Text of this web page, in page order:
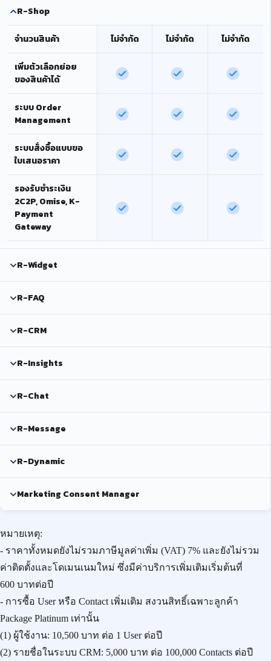
R-Shop
จำนวนสินค้า ไม่จำกัด ไม่จำกัด ไม่จำกัด
เพิ่มตัวเลือกย่อย
ของสินค้าได้
ระบบ Order
Management
ระบบสั่งซื้อแบบขอ
ใบเสนอราคา
รองรับชำระเงิน
2C2P, Omise, K-
Payment
Gateway
R-Widget
R-FAQ
R-CRM
R-Insights
R-Chat
R-Message
R-Dynamic
Marketing Consent Manager
หมายเหตุ:
- ราคาทั้งหมดยังไม่รวมภาษีมูลค่าเพิ่ม (VAT) 7% และยังไม่รวม
ค่าติดตั้งและโดเมนเนมใหม่ ซึ่งมีค่าบริการเพิ่มเติมเริ่มต้นที่
600 บาทต่อปี
- การซื้อ User หรือ Contact เพิ่มเติม สงวนสิทธิ์เฉพาะลูกค้า
Package Platinum เท่านั้น
(1) ผู้ใช้งาน: 10,500 บาท ต่อ 1 User ต่อปี
(2) รายชื่อในระบบ CRM: 5,000 บาท ต่อ 100,000 Contacts ต่อปี